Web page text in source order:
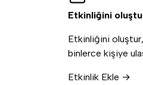
Etkinliğini
Etkinliğini oluştur,
binlerce kişiye
Etkinlik Ekle →